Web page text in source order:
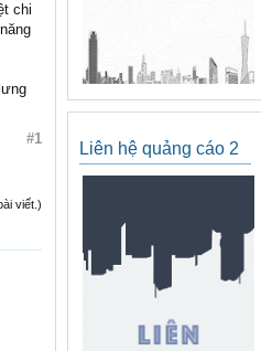
chi
#1
viết.)
Liên hệ quảng cáo 2